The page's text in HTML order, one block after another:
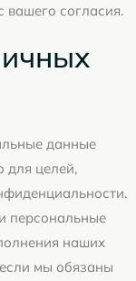
согласия.
данные
для целей,
персональные
наших
мы обязаны